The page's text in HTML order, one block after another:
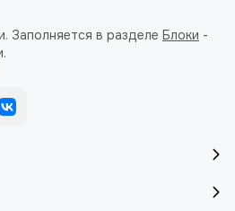
Заполняется в разделе Блоки -